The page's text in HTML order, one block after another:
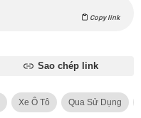
Copy link
Sao chép link
Xe Ô Tô Qua Sử Dụng